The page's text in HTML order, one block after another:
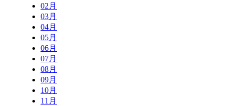
02月
03月
04月
05月
06月
07月
08月
09月
10月
11月